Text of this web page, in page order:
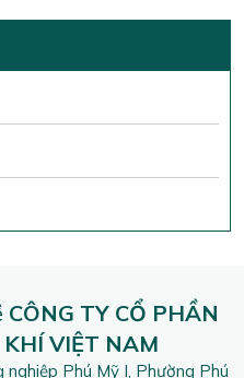
CÔNG TY CỔ PHẦN
VIỆT NAM
Phú Mỹ I, Phường Phú